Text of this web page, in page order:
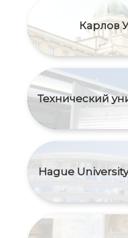
Карлов
Технический
Hague